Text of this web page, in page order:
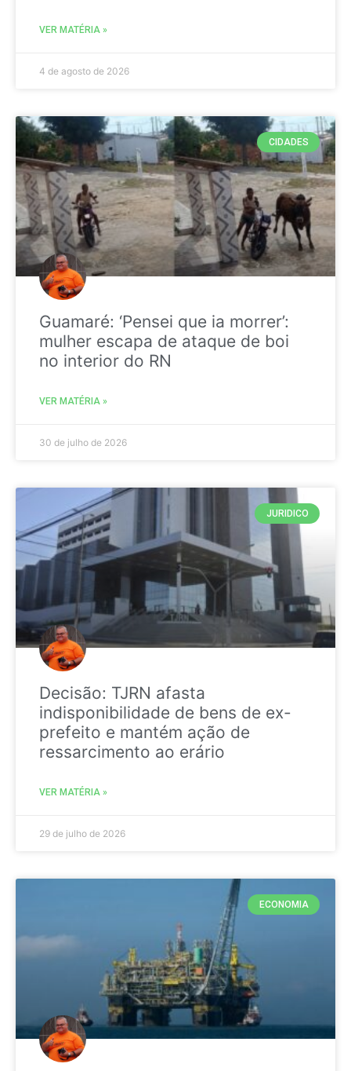
VER MATÉRIA »
4 de agosto de 2026
CIDADES
Guamaré: ‘Pensei que ia morrer’:
mulher escapa de ataque de boi
no interior do RN
VER MATÉRIA »
30 de julho de 2026
JURIDICO
Decisão: TJRN afasta
indisponibilidade de bens de ex-
prefeito e mantém ação de
ressarcimento ao erário
VER MATÉRIA »
29 de julho de 2026
ECONOMIA